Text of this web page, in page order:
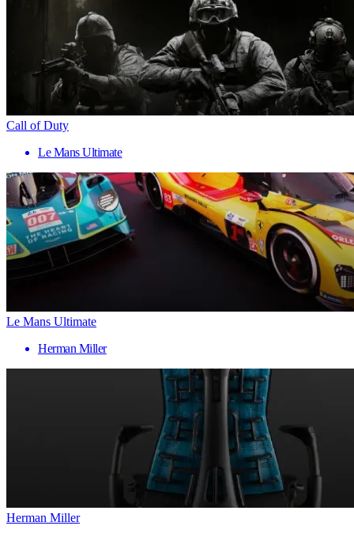
Call of Duty
Le Mans Ultimate
Le Mans Ultimate
Herman Miller
Herman Miller